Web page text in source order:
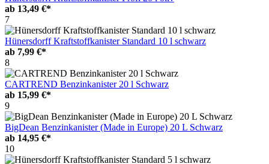
ab 13,49 €*
7
Hünersdorff Kraftstoffkanister Standard 10 l schwarz
ab 7,99 €*
8
CARTREND Benzinkanister 20 l Schwarz
ab 15,99 €*
9
BigDean Benzinkanister (Made in Europe) 20 L Schwarz
ab 14,95 €*
10